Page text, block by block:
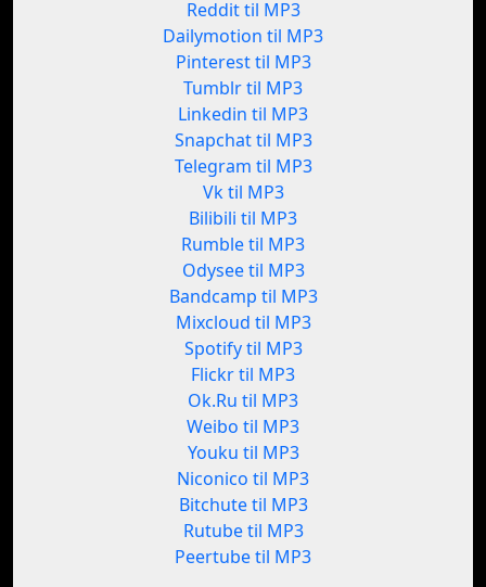
Reddit til MP3
Dailymotion til MP3
Pinterest til MP3
Tumblr til MP3
Linkedin til MP3
Snapchat til MP3
Telegram til MP3
Vk til MP3
Bilibili til MP3
Rumble til MP3
Odysee til MP3
Bandcamp til MP3
Mixcloud til MP3
Spotify til MP3
Flickr til MP3
Ok.Ru til MP3
Weibo til MP3
Youku til MP3
Niconico til MP3
Bitchute til MP3
Rutube til MP3
Peertube til MP3